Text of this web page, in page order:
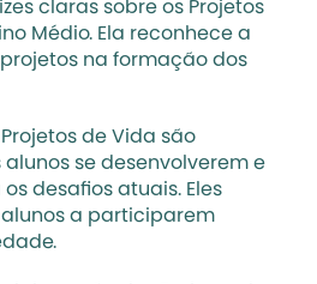
claras sobre os Projetos
Médio. Ela reconhece a
na formação dos
Projetos de Vida são
se desenvolverem e
desafios atuais. Eles
a participarem